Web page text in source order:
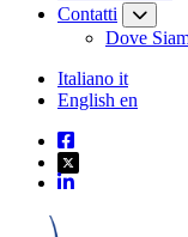
Contatti
Dove
Italiano it
English en